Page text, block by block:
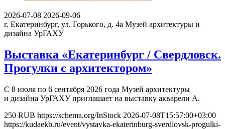
2026-07-08 2026-09-06
г. Екатеринбург, ул. Горького, д. 4а Музей архитектуры и
дизайна УрГАХУ
Выставка «Екатеринбург / Свердловск.
Прогулки с архитектором»
С 8 июля по 6 сентября 2026 года Музей архитектуры
и дизайна УрГАХУ приглашает на выставку акварели А.
250 RUB https://schema.org/InStock 2026-07-08T15:57:00+03:00
https://kudaekb.ru/event/vystavka-ekaterinburg-sverdlovsk-progulki-